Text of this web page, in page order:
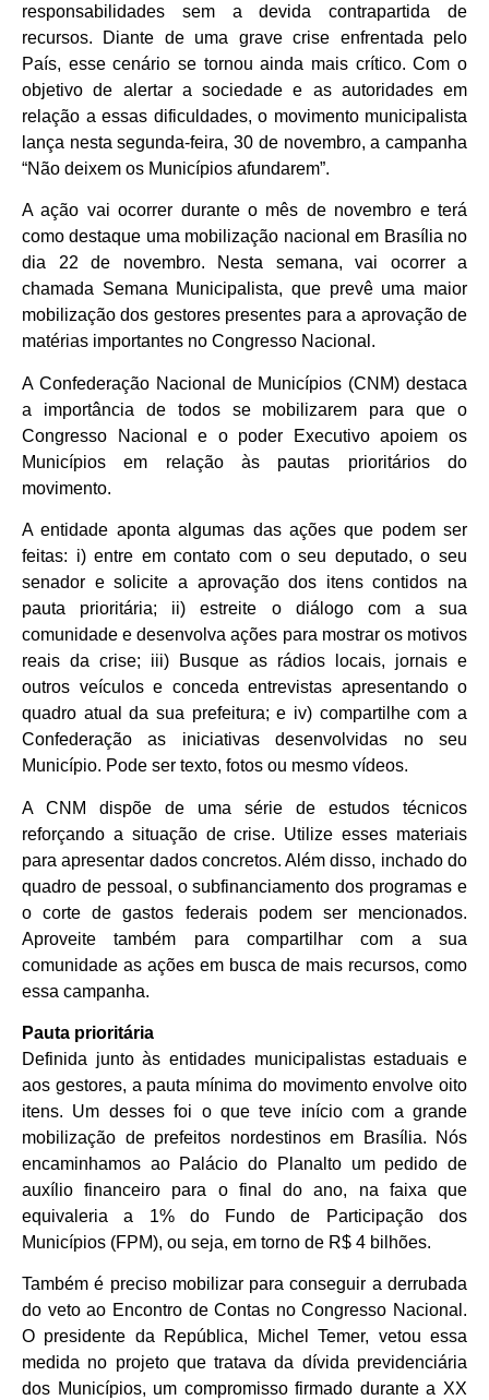
responsabilidades sem a devida contrapartida de
recursos. Diante de uma grave crise enfrentada pelo
País, esse cenário se tornou ainda mais crítico. Com o
objetivo de alertar a sociedade e as autoridades em
relação a essas dificuldades, o movimento municipalista
lança nesta segunda-feira, 30 de novembro, a campanha
“Não deixem os Municípios afundarem”.
A ação vai ocorrer durante o mês de novembro e terá
como destaque uma mobilização nacional em Brasília no
dia 22 de novembro. Nesta semana, vai ocorrer a
chamada Semana Municipalista, que prevê uma maior
mobilização dos gestores presentes para a aprovação de
matérias importantes no Congresso Nacional.
A Confederação Nacional de Municípios (CNM) destaca
a importância de todos se mobilizarem para que o
Congresso Nacional e o poder Executivo apoiem os
Municípios em relação às pautas prioritários do
movimento.
A entidade aponta algumas das ações que podem ser
feitas: i) entre em contato com o seu deputado, o seu
senador e solicite a aprovação dos itens contidos na
pauta prioritária; ii) estreite o diálogo com a sua
comunidade e desenvolva ações para mostrar os motivos
reais da crise; iii) Busque as rádios locais, jornais e
outros veículos e conceda entrevistas apresentando o
quadro atual da sua prefeitura; e iv) compartilhe com a
Confederação as iniciativas desenvolvidas no seu
Município. Pode ser texto, fotos ou mesmo vídeos.
A CNM dispõe de uma série de estudos técnicos
reforçando a situação de crise. Utilize esses materiais
para apresentar dados concretos. Além disso, inchado do
quadro de pessoal, o subfinanciamento dos programas e
o corte de gastos federais podem ser mencionados.
Aproveite também para compartilhar com a sua
comunidade as ações em busca de mais recursos, como
essa campanha.
Pauta prioritária
Definida junto às entidades municipalistas estaduais e
aos gestores, a pauta mínima do movimento envolve oito
itens. Um desses foi o que teve início com a grande
mobilização de prefeitos nordestinos em Brasília. Nós
encaminhamos ao Palácio do Planalto um pedido de
auxílio financeiro para o final do ano, na faixa que
equivaleria a 1% do Fundo de Participação dos
Municípios (FPM), ou seja, em torno de R$ 4 bilhões.
Também é preciso mobilizar para conseguir a derrubada
do veto ao Encontro de Contas no Congresso Nacional.
O presidente da República, Michel Temer, vetou essa
medida no projeto que tratava da dívida previdenciária
dos Municípios, um compromisso firmado durante a XX